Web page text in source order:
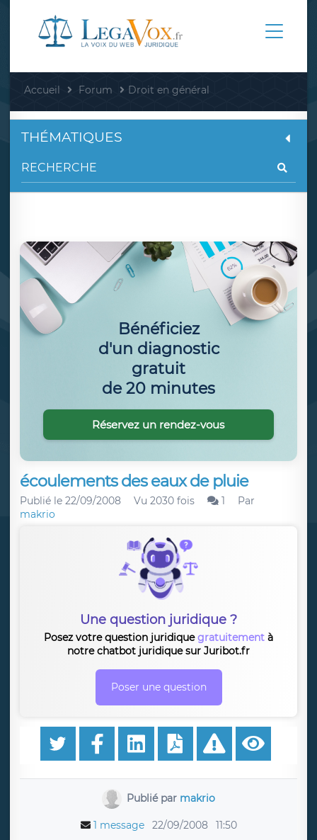
Accueil Forum Droit en général
écoulements des eaux de pluie
Publié le 22/09/2008 Vu 2030 fois 1
Par
makrio
Une question juridique ?
Posez votre question juridiquegratuitement à
notre chatbot juridique sur Juribot.fr
Poser une question
Publié par makrio
1 message 22/09/2008 11:50
THÉMATIQUES
Bénéficiez
d'un diagnostic
gratuit
de 20 minutes
Réservez un rendez-vous